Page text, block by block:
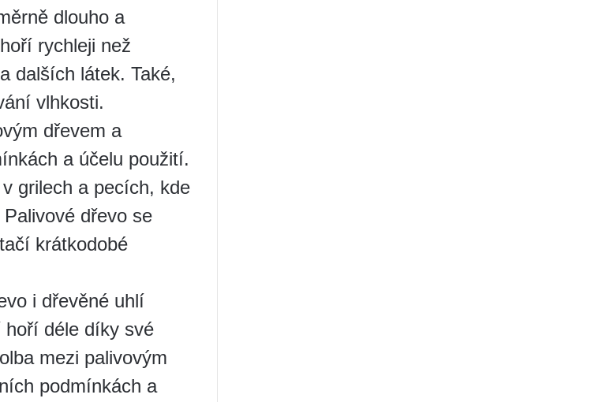
dlouho a
rychleji než
dalších látek. Také,
vlhkosti.
dřevem a
a účelu použití.
grilech a pecích, kde
dřevo se
krátkodobé
i dřevěné uhlí
hoří déle díky své
mezi palivovým
podmínkách a